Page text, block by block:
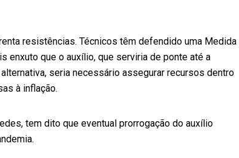
resistências. Técnicos têm defendido uma Medida
enxuto que o auxílio, que serviria de ponte até a
seria necessário assegurar recursos dentro
à inflação.
tem dito que eventual prorrogação do auxílio